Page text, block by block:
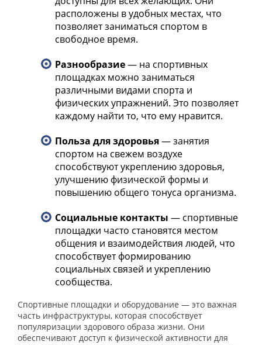
расположены в удобных местах, что
позволяет заниматься спортом в
свободное время.
Разнообразие— на спортивных
площадках можно заниматься
различными видами спорта и
физических упражнений. Это позволяет
каждому найти то, что ему нравится.
Польза для здоровья— занятия
спортом на свежем воздухе
способствуют укреплению здоровья,
улучшению физической формы и
повышению общего тонуса организма.
Социальные контакты — спортивные
площадки часто становятся местом
общения и взаимодействия людей, что
способствует формированию
социальных связей и укреплению
сообщества.
Спортивные площадки и оборудование — это важная
часть инфраструктуры, которая способствует
популяризации здорового образа жизни. Они
обеспечивают доступ к физической активности для